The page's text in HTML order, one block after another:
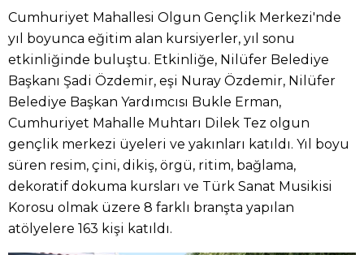
Cumhuriyet Mahallesi Olgun Gençlik Merkezi'nde
yıl boyunca eğitim alan kursiyerler, yıl sonu
etkinliğinde buluştu. Etkinliğe, Nilüfer Belediye
Başkanı Şadi Özdemir, eşi Nuray Özdemir, Nilüfer
Belediye Başkan Yardımcısı Bukle Erman,
Cumhuriyet Mahalle Muhtarı Dilek Tez olgun
gençlik merkezi üyeleri ve yakınları katıldı. Yıl boyu
süren resim, çini, dikiş, örgü, ritim, bağlama,
dekoratif dokuma kursları ve Türk Sanat Musikisi
Korosu olmak üzere 8 farklı branşta yapılan
atölyelere 163 kişi katıldı.